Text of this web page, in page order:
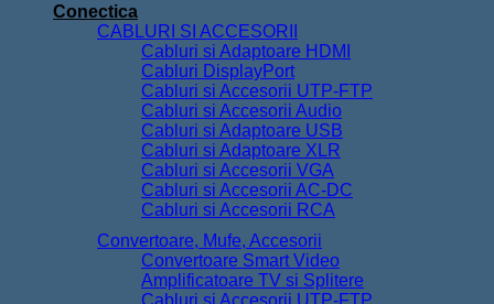
Conectica
CABLURI SI ACCESORII
Cabluri si Adaptoare HDMI
Cabluri DisplayPort
Cabluri si Accesorii UTP-FTP
Cabluri si Accesorii Audio
Cabluri si Adaptoare USB
Cabluri si Adaptoare XLR
Cabluri si Accesorii VGA
Cabluri si Accesorii AC-DC
Cabluri si Accesorii RCA
Convertoare, Mufe, Accesorii
Convertoare Smart Video
Amplificatoare TV si Splitere
Cabluri si Accesorii UTP-FTP